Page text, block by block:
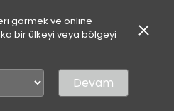
görmek ve online
bir ülkeyi veya bölgeyi
Devam